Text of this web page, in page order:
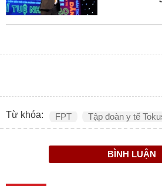
Từ khóa: FPT Tập đoàn y tế
BÌNH LUẬN